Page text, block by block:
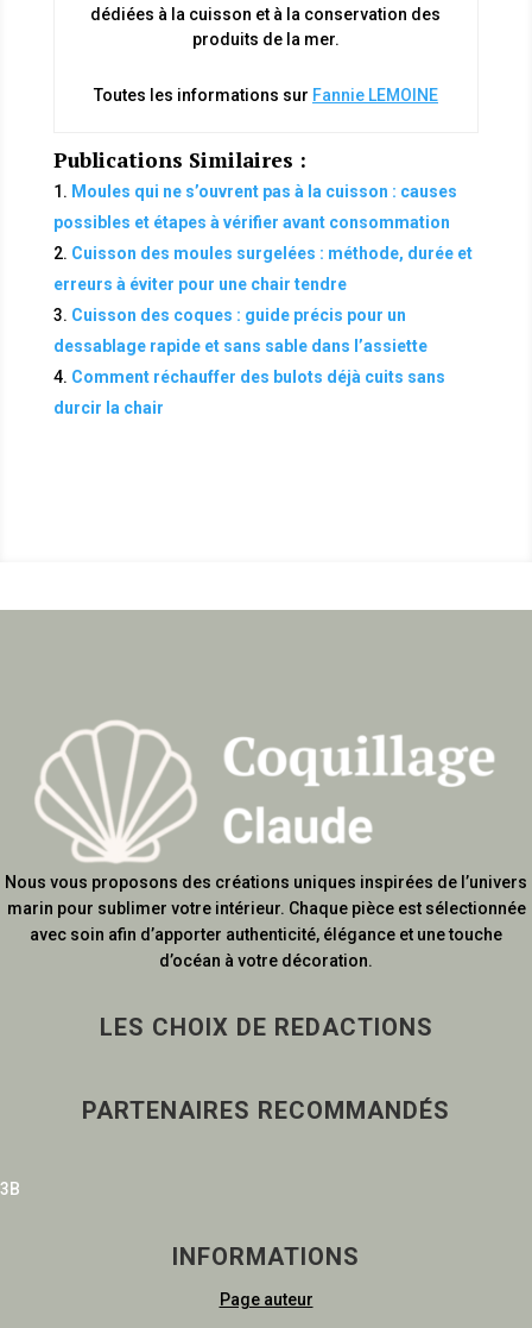
dédiées à la cuisson et à la conservation des
produits de la mer.
Toutes les informations sur Fannie LEMOINE
Publications Similaires :
Moules qui ne s’ouvrent pas à la cuisson : causes
possibles et étapes à vérifier avant consommation
Cuisson des moules surgelées : méthode, durée et
erreurs à éviter pour une chair tendre
Cuisson des coques : guide précis pour un
dessablage rapide et sans sable dans l’assiette
Comment réchauffer des bulots déjà cuits sans
durcir la chair
Nous vous proposons des créations uniques inspirées de l’univers
marin pour sublimer votre intérieur. Chaque pièce est sélectionnée
avec soin afin d’apporter authenticité, élégance et une touche
d’océan à votre décoration.
LES CHOIX DE REDACTIONS
PARTENAIRES RECOMMANDÉS
3B
INFORMATIONS
Page auteur